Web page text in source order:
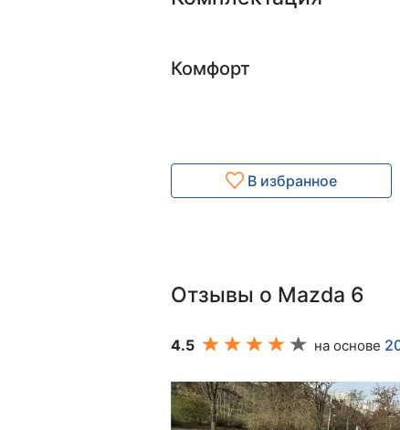
Комфорт
В избранное
Отзывы о Mazda 6
4.5 на основе